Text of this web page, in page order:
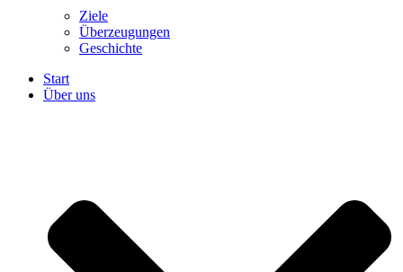
Ziele
Überzeugungen
Geschichte
Start
Über uns